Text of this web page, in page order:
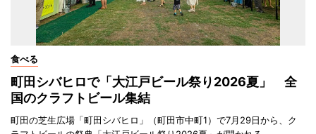
食べる
町田シバヒロで「大江戸ビール祭り2026夏」 全
国のクラフトビール集結
町田の芝生広場「町田シバヒロ」（町田市中町1）で7月29日から、ク